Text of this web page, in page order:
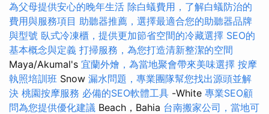
為父母提供安心的晚年生活 除白蟻費用，了解白蟻防治的
費用與服務項目 助聽器推薦，選擇最適合您的助聽器品牌
與型號 臥式冷凍櫃，提供更加節省空間的冷藏選擇 SEO的
基本概念與定義 打掃服務，為您打造清新整潔的空間
Maya/Akumal's 宜蘭外燴，為當地聚會帶來美味選擇 按摩
執照培訓班 Snow 漏水問題，專業團隊幫您找出源頭並解
決 桃園按摩服務 必備的SEO軟體工具 -White 專業SEO顧
問為您提供優化建議 Beach，Bahia 台南搬家公司，當地可